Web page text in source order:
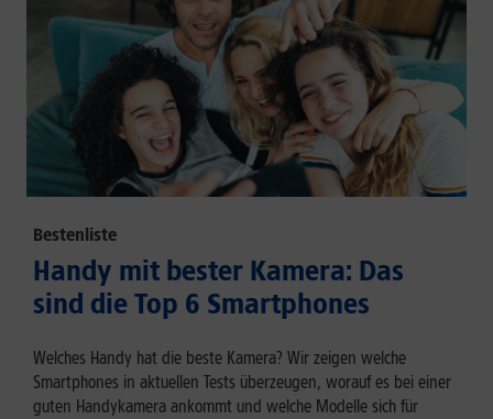
Bestenliste
Handy mit bester Kamera: Das
sind die Top 6 Smartphones
Welches Handy hat die beste Kamera? Wir zeigen welche
Smartphones in aktuellen Tests überzeugen, worauf es bei einer
guten Handykamera ankommt und welche Modelle sich für